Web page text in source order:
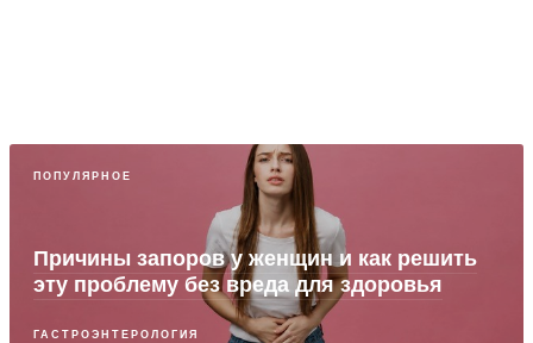
ПОПУЛЯРНОЕ
Причины запоров у женщин и как решить
эту проблему без вреда для здоровья
ГАСТРОЭНТЕРОЛОГИЯ